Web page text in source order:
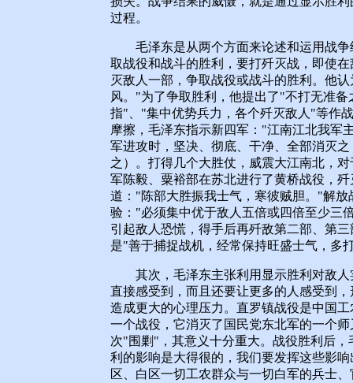
过程。
毛泽东是从两个方面来论述和运用战争
取战役和战斗的胜利，要打歼灭战，即使
灭敌人一部，争取战役或战斗的胜利。他
风。"为了争取胜利，他提出了"不打无准
指"、"集中优势兵力，各个歼灭敌人"等作
摩擦，毛泽东指示新四军："江南江北我军
军进攻时，坚决、彻底、干净、全部消灭
之）。打得几个大胜仗，威震大江南北，
军陈毅、粟裕部在苏北进行了黄桥战役，
道："陈部大胜振我士气，寒彼贼胆。"解
验："必须集中优于敌人五倍或四倍至少三
引起敌人恐慌，得手后再歼敌第二部、第
是"善于捕捉战机，经常保持旺盛士气，多
其次，毛泽东主张利用显示胜利对敌人
直接感受到，而且还要让更多的人感受到
造成更大的心理压力。直罗镇战役是中国
一个战役，它消灭了国民党东北军的一个
次"围剿"，其意义十分重大。战役胜利后
利的影响是大得很的，我们要发挥这些影
区、白区一切工农群众与一切白军的兵士